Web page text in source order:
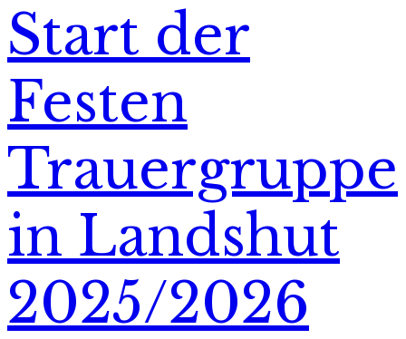
Start der
Festen
Trauergruppe
in Landshut
2025/2026